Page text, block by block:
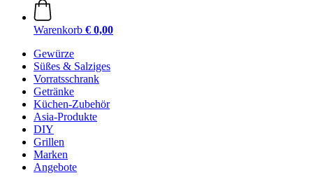
Warenkorb € 0,00
Gewürze
Süßes & Salziges
Vorratsschrank
Getränke
Küchen-Zubehör
Asia-Produkte
DIY
Grillen
Marken
Angebote